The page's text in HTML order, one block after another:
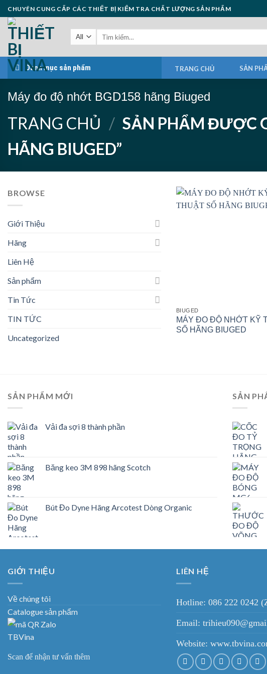
Skip
to
content
CHUYÊN CUNG CẤP CÁC THIẾT BỊ KIỂM TRA CHẤT LƯỢNG SẢN PHẨM
Danh mục sản phẩm TRANG CHỦ SẢN
Máy đo độ nhớt BGD158 hãng Biuged
TRANG CHỦ / SẢN PHẨM ĐƯỢC
HÃNG BIUGED”
BROWSE
Giới Thiệu
Hãng
Liên Hệ
Sản phẩm
Tin Tức
TIN TỨC
Uncategorized
BIUGED
MÁY ĐO ĐỘ NHỚT KỸ
SỐ HÃNG BIUGED
SẢN PHẨM MỚI
Vải đa sợi 8 thành phần
Băng keo 3M 898 hãng Scotch
Bút Đo Dyne Hãng Arcotest Dòng Organic
SẢN
GIỚI THIỆU
Về chúng tôi
Catalogue sản phẩm
Scan để nhận tư vấn thêm
LIÊN HỆ
Hotline: 086 222 0242
Email:
Website: